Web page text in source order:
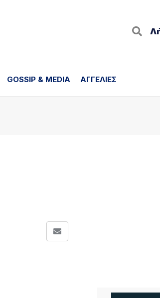
GOSSIP & MEDIA ΑΓΓΕΛΙΕΣ